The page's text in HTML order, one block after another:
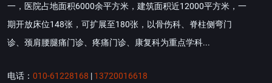
一，医院占地面积6000余平方米，建筑面积近12000平方米，一
期开放床位148张，可扩展至180张，以骨伤科、脊柱侧弯门
诊、颈肩腰腿痛门诊、疼痛门诊、康复科为重点学科...
电话： 010-61228168 | 13720016618